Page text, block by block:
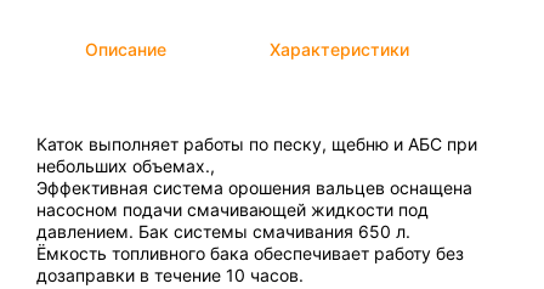
Описание Характеристики
Каток выполняет работы по песку, щебню и АБС при
небольших объемах.,
Эффективная система орошения вальцев оснащена
насосном подачи смачивающей жидко­сти под
давлением. Бак системы смачивания 650 л.
Ёмкость топливного бака обеспечивает работу без
дозаправки в течение 10 часов.